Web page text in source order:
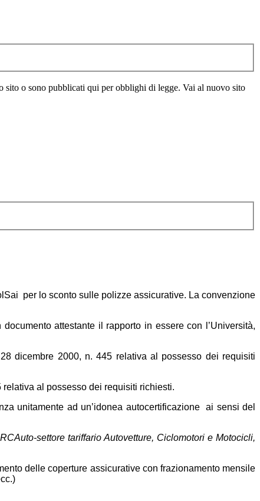
sito o sono pubblicati qui per obblighi di legge. Vai al nuovo sito
per lo sconto sulle polizze assicurative. La convenzione
attestante il rapporto in essere con l’Università,
dicembre 2000, n. 445 relativa al possesso dei requisiti
al possesso dei requisiti richiesti.
unitamente ad un’idonea autocertificazione ai sensi del
RCAuto-settore tariffario Autovetture, Ciclomotori e Motocicli,
delle coperture assicurative con frazionamento mensile